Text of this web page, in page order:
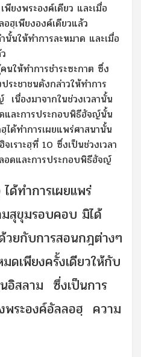
ยงพระองค์เดียว และเมื่อ
ฮฺเพียงองค์เดียวแล้ว
นั้นให้ทำการละหมาด และเมื่อ
นให้ทำการชำระซะกาต ซึ่ง
ระชาชนดังกล่าวให้ทำการ
นื่องมาจากในช่วงเวลานั้น
และการประกอบพิธีฮัจญ์นั้น
ด้ทำการเผยแพร่ศาสนานั้น
เราะฮฺที่ 10 ซึ่งเป็นช่วงเวลา
อดและการประกอบพิธีฮัจญ์
ด้ทำการเผยแพร่
สุขุมรอบคอบ มิได้
วยกับการสอนกฎต่างๆ
ดเพียงครั้งเดียวให้กับ
อิสลาม ซึ่งเป็นการ
พระองค์อัลลอฮฺ ความ